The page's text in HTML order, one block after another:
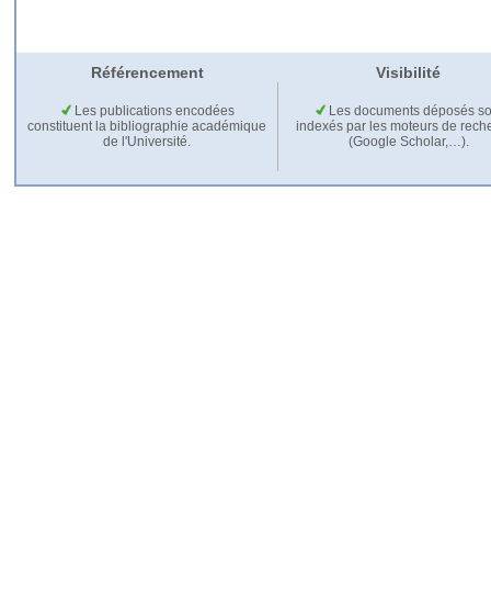
Référencement Visibilité
Les publications encodées
constituent la bibliographie académique
de l'Université.
Les documents déposés
indexés par les moteurs de
(Google Scholar,…).